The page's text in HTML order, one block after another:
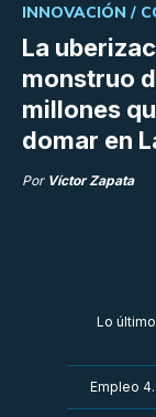
La
monstruo
millones
domar en
INNOVACIÓN /
Por Víctor Zapata
Lo último
Empleo